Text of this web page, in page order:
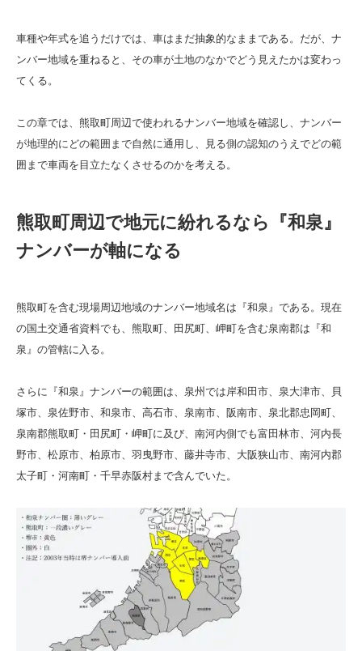
車種や年式を追うだけでは、車はまだ抽象的なままである。だが、ナ
ンバー地域を重ねると、その車が土地のなかでどう見えたかは変わっ
てくる。
この章では、熊取町周辺で使われるナンバー地域を確認し、ナンバー
が地理的にどの範囲まで自然に通用し、見る側の認知のうえでどの範
囲まで車両を目立たなくさせるのかを考える。
熊取町周辺で地元に紛れるなら『和泉』
ナンバーが軸になる
熊取町を含む現場周辺地域のナンバー地域名は『和泉』である。現在
の国土交通省資料でも、熊取町、田尻町、岬町を含む泉南郡は『和
泉』の管轄に入る。
さらに『和泉』ナンバーの範囲は、泉州では岸和田市、泉大津市、貝
塚市、泉佐野市、和泉市、高石市、泉南市、阪南市、泉北郡忠岡町、
泉南郡熊取町・田尻町・岬町に及び、南河内側でも富田林市、河内長
野市、松原市、柏原市、羽曳野市、藤井寺市、大阪狭山市、南河内郡
太子町・河南町・千早赤阪村まで含んでいた。